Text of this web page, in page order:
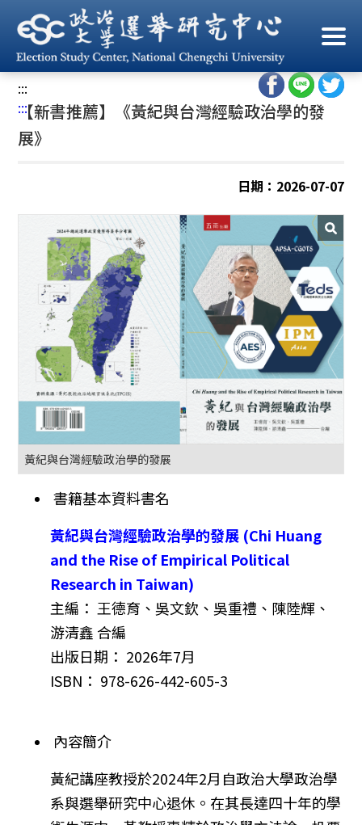
到
主
要
內
容
區
塊
首頁/ 最新消息/ 學術活動
:::
:::
【新書推薦】《黃紀與台灣經驗政治學的發
展》
日期：2026-07-07
黃紀與台灣經驗政治學的發展
書籍基本資料書名
黃紀與台灣經驗政治學的發展 (Chi Huang
and the Rise of Empirical Political
Research in Taiwan)
主編： 王德育、吳文欽、吳重禮、陳陸輝、
游清鑫 合編
出版日期： 2026年7月
ISBN： 978-626-442-605-3
內容簡介
黃紀講座教授於2024年2月自政治大學政治學
系與選舉研究中心退休。在其長達四十年的學